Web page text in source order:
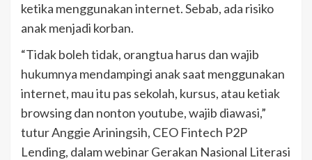
ketika menggunakan internet. Sebab, ada risiko
anak menjadi korban.
“Tidak boleh tidak, orangtua harus dan wajib
hukumnya mendampingi anak saat menggunakan
internet, mau itu pas sekolah, kursus, atau ketiak
browsing dan nonton youtube, wajib diawasi,”
tutur Anggie Ariningsih, CEO Fintech P2P
Lending, dalam webinar Gerakan Nasional Literasi